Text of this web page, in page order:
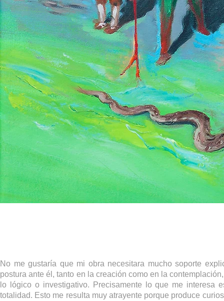
No me gustaría que mi obra necesitara mucho soporte
postura ante él, tanto en la creación como en la
lo lógico o investigativo. Precisamente lo que me
totalidad. Esto me resulta muy atrayente porque produce